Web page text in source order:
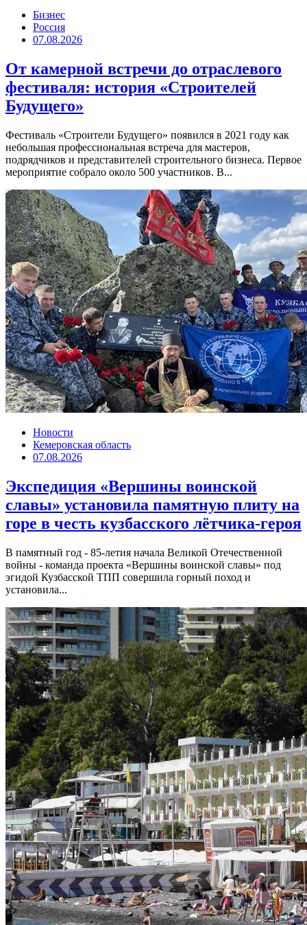
Бизнес
Россия
07.08.2026
От камерной встречи до отраслевого
фестиваля: история «Строителей
Будущего»
Фестиваль «Строители Будущего» появился в 2021 году как
небольшая профессиональная встреча для мастеров,
подрядчиков и представителей строительного бизнеса. Первое
мероприятие собрало около 500 участников. В...
Новости
Кемеровская область
07.08.2026
Экспедиция «Вершины воинской
славы» установила памятную плиту на
горе в честь кузбасского лётчика-героя
В памятный год - 85-летия начала Великой Отечественной
войны - команда проекта «Вершины воинской славы» под
эгидой Кузбасской ТПП совершила горный поход и
установила...